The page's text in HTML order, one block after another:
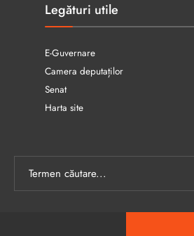
Legături utile
E-Guvernare
Camera deputaților
Senat
Harta site